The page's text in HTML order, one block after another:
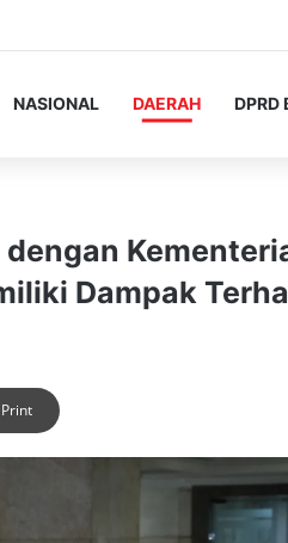
NASIONAL DAERAH DPRD
Dampak
Print